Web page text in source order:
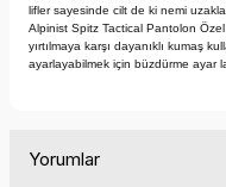
lifler sayesinde cilt de ki nemi
Alpinist Spitz Tactical Pantolon
yırtılmaya karşı dayanıklı kumaş
ayarlayabilmek için büzdürme ayar
Yorumlar